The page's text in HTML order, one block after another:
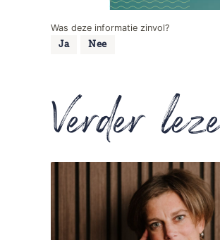
Was deze informatie zinvol?
Ja Nee
Verder